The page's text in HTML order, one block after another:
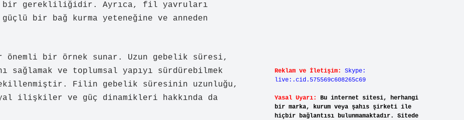
bir gerekliliğidir. Ayrıca, fil yavruları
bir bağ kurma yeteneğine ve anneden
önemli bir örnek sunar. Uzun gebelik süresi,
sağlamak ve toplumsal yapıyı sürdürebilmek
Filin gebelik süresinin uzunluğu,
ilişkiler ve güç dinamikleri hakkında da
Reklam ve İletişim:
Skype:
live:.cid.575569c608265c69
Yasal Uyarı:
Bu internet sitesi, herhangi
bir marka, kurum veya şahıs şirketi ile
hiçbir bağlantısı bulunmamaktadır. Sitede